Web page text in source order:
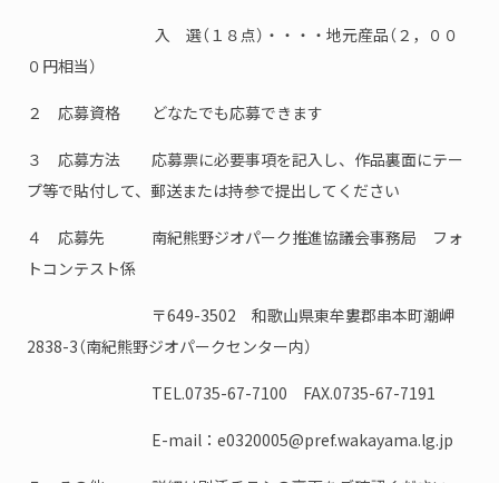
入 選（１８点）・・・・地元産品（２，００
０円相当）
２ 応募資格 どなたでも応募できます
３ 応募方法 応募票に必要事項を記入し、作品裏面にテー
プ等で貼付して、郵送または持参で提出してください
４ 応募先 南紀熊野ジオパーク推進協議会事務局 フォ
トコンテスト係
〒649-3502 和歌山県東牟婁郡串本町潮岬
2838-3（南紀熊野ジオパークセンター内）
TEL.0735-67-7100 FAX.0735-67-7191
E-mail：e0320005@pref.wakayama.lg.jp